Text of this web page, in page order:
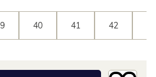
40 41 42